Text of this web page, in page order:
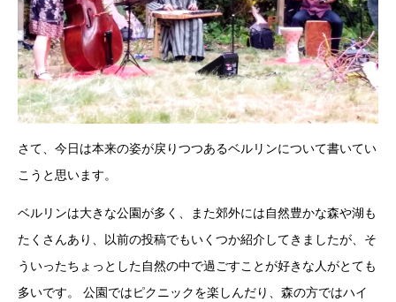
さて、今日は本来の姿が戻りつつあるベルリンについて書いてい
こうと思います。
ベルリンは大きな公園が多く、また郊外には自然豊かな森や湖も
たくさんあり、以前の投稿でもいくつか紹介してきましたが、そ
ういったちょっとした自然の中で過ごすことが好きな人がとても
多いです。 公園ではピクニックを楽しんだり、森の方ではハイ